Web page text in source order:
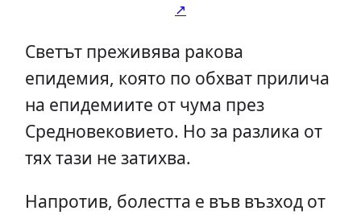
Светът преживява ракова
епидемия, която по обхват прилича
на епидемиите от чума през
Средновековието. Но за разлика от
тях тази не затихва.
Напротив, болестта е във възход от